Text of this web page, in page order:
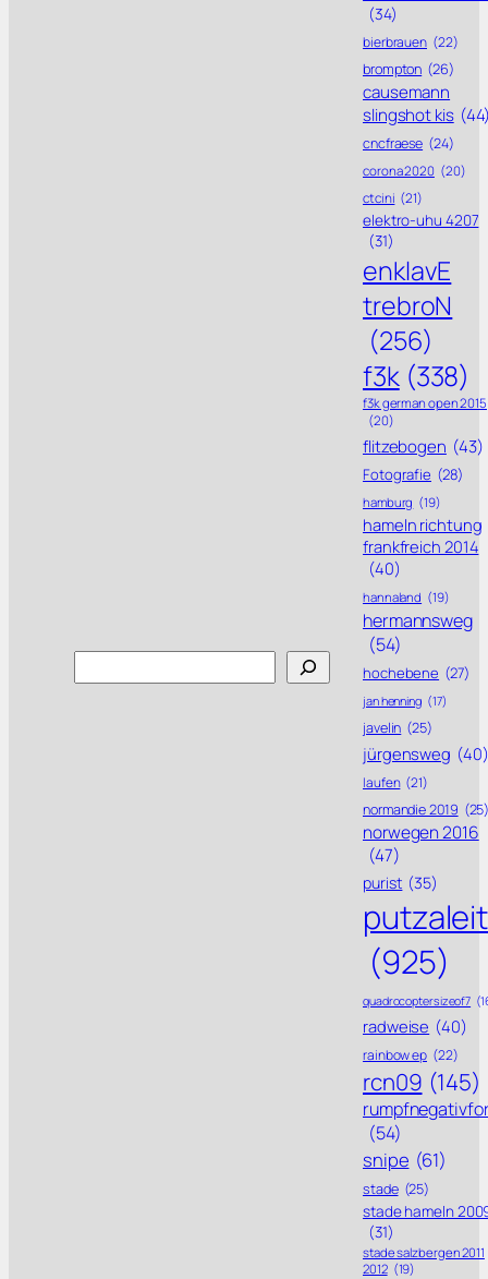
(34)
bierbrauen (22)
brompton (26)
causemann
slingshot kis
cncfraese (24)
corona 2020 (20)
ctcini (21)
elektro-uhu 4207
(31)
enklavE
trebroN
(256)
f3k (338)
f3k german open 2015
(20)
flitzebogen (43)
Fotografie (28)
hamburg (19)
hameln richtung
frankfreich 2014
(40)
hannaland (19)
hermannsweg
(54)
hochebene (27)
jan henning (17)
javelin (25)
jürgensweg (40)
laufen (21)
normandie 2019
norwegen 2016
(47)
purist (35)
putzaleit
(925)
quadrocoptersizeof7
radweise (40)
rainbow ep (22)
rcn09 (145)
(54)
snipe (61)
stade (25)
stade hameln
(31)
stade salzbergen 2011
2012 (19)